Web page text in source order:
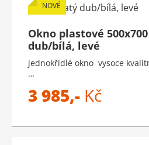
NOVÉ
Okno plastové
dub/bílá, levé
jednokřídlé okno vysoce
…
3 985,- Kč